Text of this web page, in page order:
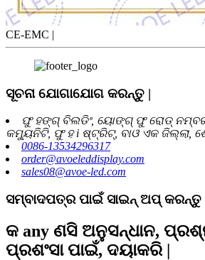
CE-EMC |
ସୂଚନା ଯୋଗାଯୋଗ କରନ୍ତୁ |
ଫୁ ହଙ୍ଗ୍ ବିଲଡିଂ, ୟୋଙ୍ଗ୍ ଫୁ ରୋଡ୍
କମ୍ୟୁନିଟି, ଫୁ ହ i ଷ୍ଟ୍ରିଟ୍, ବାଓ ଏକ ଜିଲ୍ଲା,
0086-13534296317
order@avoeleddisplay.com
sales08@avoe-led.com
ସମ୍ବାଦପତ୍ର ପାଇଁ ସାଇନ୍ ଅପ୍ କରନ୍ତୁ
କ any ଣସି ଅନୁସନ୍ଧାନ,
ପ୍ରଶଂସା ପାଇଁ, ଦୟାକରି |